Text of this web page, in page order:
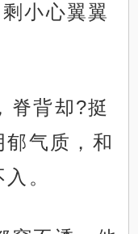
小心翼翼
脊背却?挺
气质，和
。